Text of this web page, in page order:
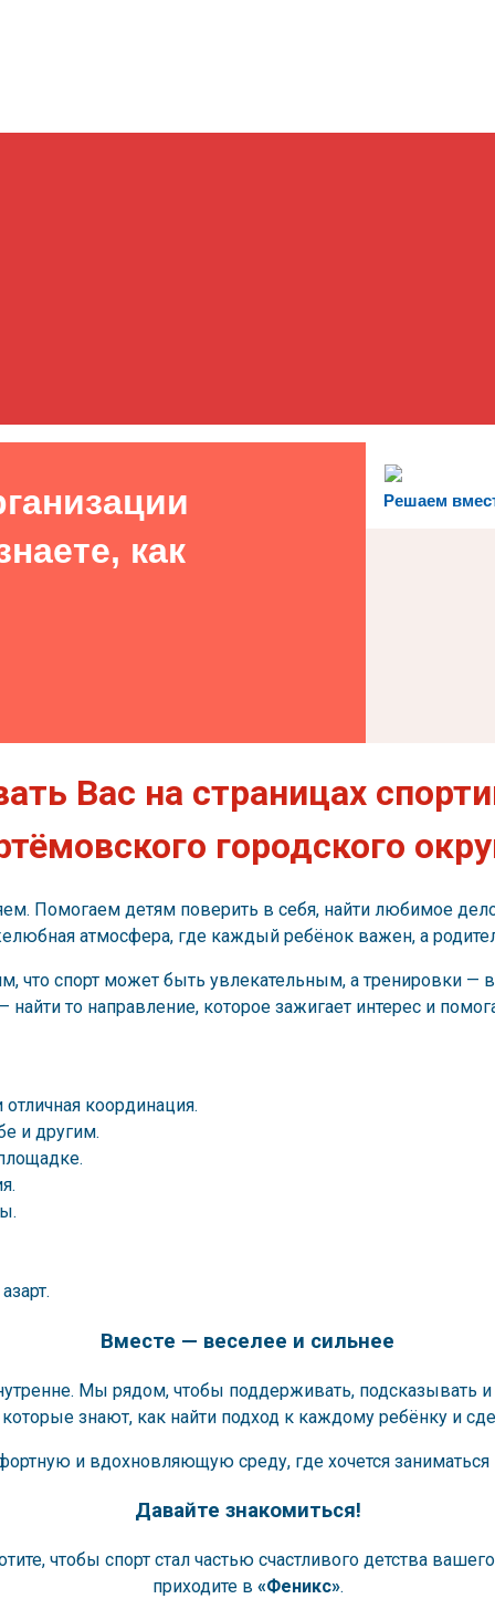
Решаем
как
Вас на страницах
городского
Помогаем детям поверить в себя, найти любимое
атмосфера, где каждый ребёнок важен, а
что спорт может быть увлекательным, а тренировки — в
найти то направление, которое зажигает интерес и
координация.
и другим.
Вместе — веселее и сильнее
Мы рядом, чтобы поддерживать,
знают, как найти подход к каждому ребёнку и
и вдохновляющую среду, где хочется заниматься
Давайте знакомиться!
чтобы спорт стал частью счастливого детства
приходите в «Феникс».